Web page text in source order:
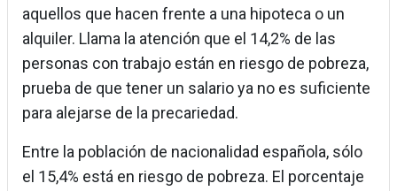
aquellos que hacen frente a una hipoteca o un
alquiler. Llama la atención que el 14,2% de las
personas con trabajo están en riesgo de pobreza,
prueba de que tener un salario ya no es suficiente
para alejarse de la precariedad.
Entre la población de nacionalidad española, sólo
el 15,4% está en riesgo de pobreza. El porcentaje